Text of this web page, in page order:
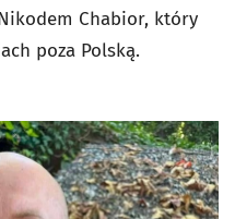
Chabior, który
poza Polską.